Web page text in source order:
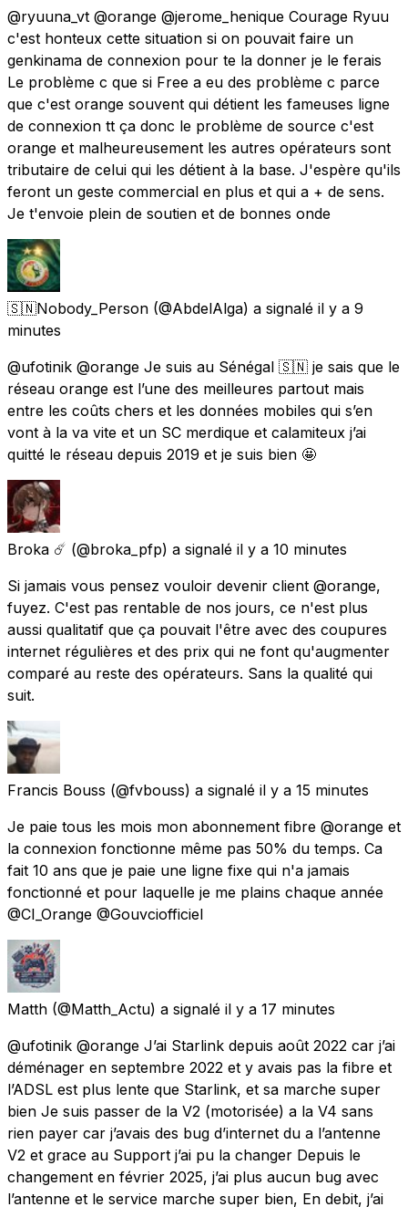
@ryuuna_vt @orange @jerome_henique Courage Ryuu
c'est honteux cette situation si on pouvait faire un
genkinama de connexion pour te la donner je le ferais
Le problème c que si Free a eu des problème c parce
que c'est orange souvent qui détient les fameuses ligne
de connexion tt ça donc le problème de source c'est
orange et malheureusement les autres opérateurs sont
tributaire de celui qui les détient à la base. J'espère qu'ils
feront un geste commercial en plus et qui a + de sens.
Je t'envoie plein de soutien et de bonnes onde
🇸🇳Nobody_Person (@AbdelAlga) a signalé il y a 9
minutes
@ufotinik @orange Je suis au Sénégal 🇸🇳 je sais que le
réseau orange est l’une des meilleures partout mais
entre les coûts chers et les données mobiles qui s’en
vont à la va vite et un SC merdique et calamiteux j’ai
quitté le réseau depuis 2019 et je suis bien 🤩
Broka ☄️ (@broka_pfp) a signalé il y a 10 minutes
Si jamais vous pensez vouloir devenir client @orange,
fuyez. C'est pas rentable de nos jours, ce n'est plus
aussi qualitatif que ça pouvait l'être avec des coupures
internet régulières et des prix qui ne font qu'augmenter
comparé au reste des opérateurs. Sans la qualité qui
suit.
Francis Bouss (@fvbouss) a signalé il y a 15 minutes
Je paie tous les mois mon abonnement fibre @orange et
la connexion fonctionne même pas 50% du temps. Ca
fait 10 ans que je paie une ligne fixe qui n'a jamais
fonctionné et pour laquelle je me plains chaque année
@CI_Orange @Gouvciofficiel
Matth (@Matth_Actu) a signalé il y a 17 minutes
@ufotinik @orange J’ai Starlink depuis août 2022 car j’ai
déménager en septembre 2022 et y avais pas la fibre et
l’ADSL est plus lente que Starlink, et sa marche super
bien Je suis passer de la V2 (motorisée) a la V4 sans
rien payer car j’avais des bug d’internet du a l’antenne
V2 et grace au Support j’ai pu la changer Depuis le
changement en février 2025, j’ai plus aucun bug avec
l’antenne et le service marche super bien, En debit, j’ai